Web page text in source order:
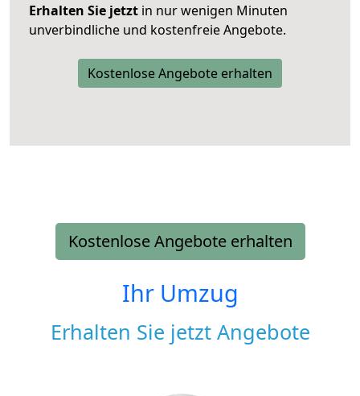
Erhalten Sie jetzt in nur wenigen Minuten
unverbindliche und kostenfreie Angebote.
Kostenlose Angebote erhalten
Kostenlose Angebote erhalten
Ihr Umzug
Erhalten Sie jetzt Angebote